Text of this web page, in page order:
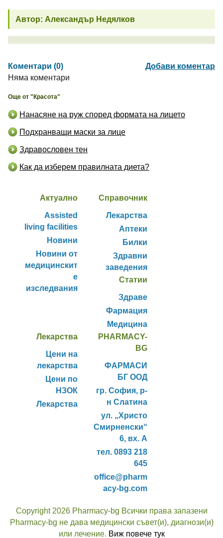
Автор: Александър Недялков
Коментари (0)
Добави коментар
Няма коментари
Още от "Красота"
Нанасяне на руж според формата на лицето
Подхранващи маски за лице
Здравословен тен
Как да изберем правилната диета?
Актуално
Assisted
living facilities
Новини
Новини от
медицинскит
е
изследвания
Справочник
Лекарства
Аптеки
Билки
Здравни
заведения
Статии
Здраве
Фармация
Медицина
Лекарства
Цени на
лекарства
Цени по
НЗОК
Лекарства
PHARMACY-
BG
ФАРМАСИ
БГ ООД
гр. София, р-
н Слатина
ул. „Христо
Смирненски“
6, вх. А
тел. 0893 218
645
office@pharm
acy-bg.com
Copyright 2026 Pharmacy-bg Всички права запазени
Pharmacy-bg не дава медицински съвет(и), диагнози(и)
или лечение. Виж повече тук